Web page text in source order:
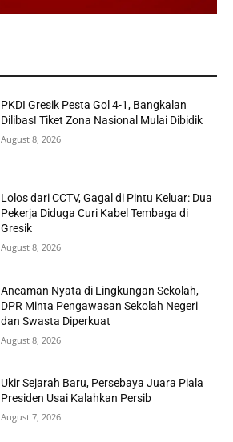
PKDI Gresik Pesta Gol 4-1, Bangkalan
Dilibas! Tiket Zona Nasional Mulai Dibidik
August 8, 2026
Lolos dari CCTV, Gagal di Pintu Keluar: Dua
Pekerja Diduga Curi Kabel Tembaga di
Gresik
August 8, 2026
Ancaman Nyata di Lingkungan Sekolah,
DPR Minta Pengawasan Sekolah Negeri
dan Swasta Diperkuat
August 8, 2026
Ukir Sejarah Baru, Persebaya Juara Piala
Presiden Usai Kalahkan Persib
August 7, 2026